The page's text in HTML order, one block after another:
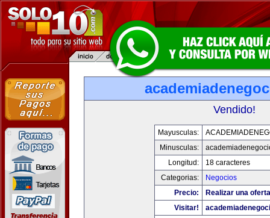
Vendido!
Mayusculas:
Minusculas:
Longitud:
18 caracteres
Categorias:
Negocios
Precio:
Realizar una
Visitar!